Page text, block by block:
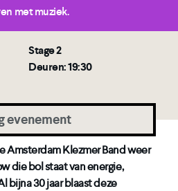
met muziek.
Stage 2
Deuren: 19:30
evenement
Amsterdam Klezmer Band weer
die bol staat van energie,
bijna 30 jaar blaast deze